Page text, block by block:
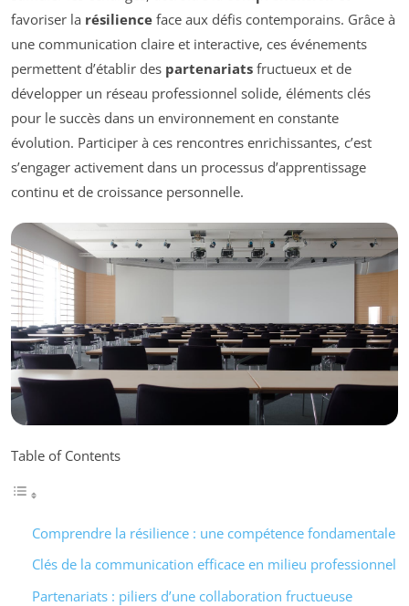
favoriser la résilience face aux défis contemporains. Grâce à
une communication claire et interactive, ces événements
permettent d’établir des partenariats fructueux et de
développer un réseau professionnel solide, éléments clés
pour le succès dans un environnement en constante
évolution. Participer à ces rencontres enrichissantes, c’est
s’engager activement dans un processus d’apprentissage
continu et de croissance personnelle.
Table of Contents
Comprendre la résilience : une compétence fondamentale
Clés de la communication efficace en milieu professionnel
Partenariats : piliers d’une collaboration fructueuse